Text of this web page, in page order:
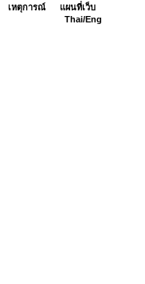
เหตุการณ์
แผนที่เว็บ
Thai/Eng